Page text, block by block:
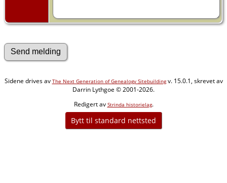
Sidene drives av The Next Generation of Genealogy Sitebuildingv. 15.0.1, skrevet av
Darrin Lythgoe © 2001-2026.
Redigert av Strinda historielag.
Bytt til standard nettsted